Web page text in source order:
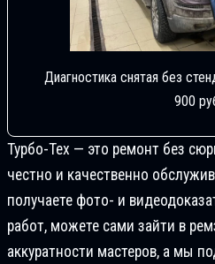
Диагностика снятая без
900
Турбо-Тех — это ремонт без
честно и качественно
получаете фото- и
работ, можете сами зайти в
аккуратности мастеров, а мы